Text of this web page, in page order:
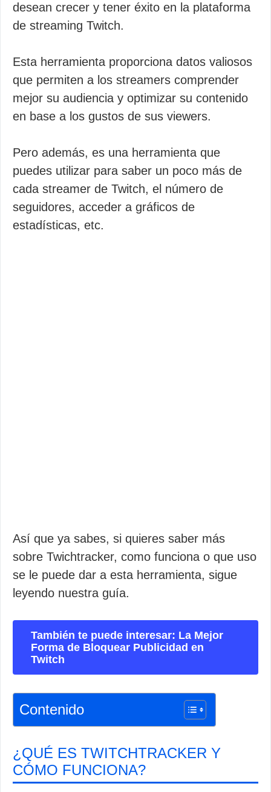
desean crecer y tener éxito en la plataforma
de streaming Twitch.
Esta herramienta proporciona datos valiosos
que permiten a los streamers comprender
mejor su audiencia y optimizar su contenido
en base a los gustos de sus viewers.
Pero además, es una herramienta que
puedes utilizar para saber un poco más de
cada streamer de Twitch, el número de
seguidores, acceder a gráficos de
estadísticas, etc.
Así que ya sabes, si quieres saber más
sobre Twichtracker, como funciona o que uso
se le puede dar a esta herramienta, sigue
leyendo nuestra guía.
También te puede interesar: La Mejor
Forma de Bloquear Publicidad en
Twitch
Contenido
¿QUÉ ES TWITCHTRACKER Y
CÓMO FUNCIONA?